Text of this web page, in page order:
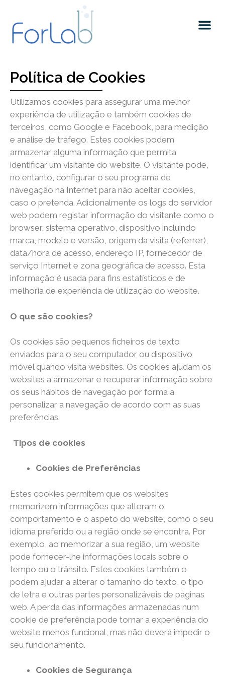
Política de Cookies
Utilizamos cookies para assegurar uma melhor
experiência de utilização e também cookies de
terceiros, como Google e Facebook, para medição
e análise de tráfego. Estes cookies podem
armazenar alguma informação que permita
identificar um visitante do website. O visitante pode,
no entanto, configurar o seu programa de
navegação na Internet para não aceitar cookies,
caso o pretenda. Adicionalmente os logs do servidor
web podem registar informação do visitante como o
browser, sistema operativo, dispositivo incluindo
marca, modelo e versão, origem da visita (referrer),
data/hora de acesso, endereço IP, fornecedor de
serviço Internet e zona geográfica de acesso. Esta
informação é usada para fins estatísticos e de
melhoria de experiência de utilização do website.
O que são cookies?
Os cookies são pequenos ficheiros de texto
enviados para o seu computador ou dispositivo
móvel quando visita websites. Os cookies ajudam os
websites a armazenar e recuperar informação sobre
os seus hábitos de navegação por forma a
personalizar a navegação de acordo com as suas
preferências.
Tipos de cookies
Cookies de Preferências
Estes cookies permitem que os websites
memorizem informações que alteram o
comportamento e o aspeto do website, como o seu
idioma preferido ou a região onde se encontra. Por
exemplo, ao memorizar a sua região, um website
pode fornecer-lhe informações locais sobre o
tempo ou o trânsito. Estes cookies também o
podem ajudar a alterar o tamanho do texto, o tipo
de letra e outras partes personalizáveis de páginas
web. A perda das informações armazenadas num
cookie de preferência pode tornar a experiência do
website menos funcional, mas não deverá impedir o
seu funcionamento.
Cookies de Segurança